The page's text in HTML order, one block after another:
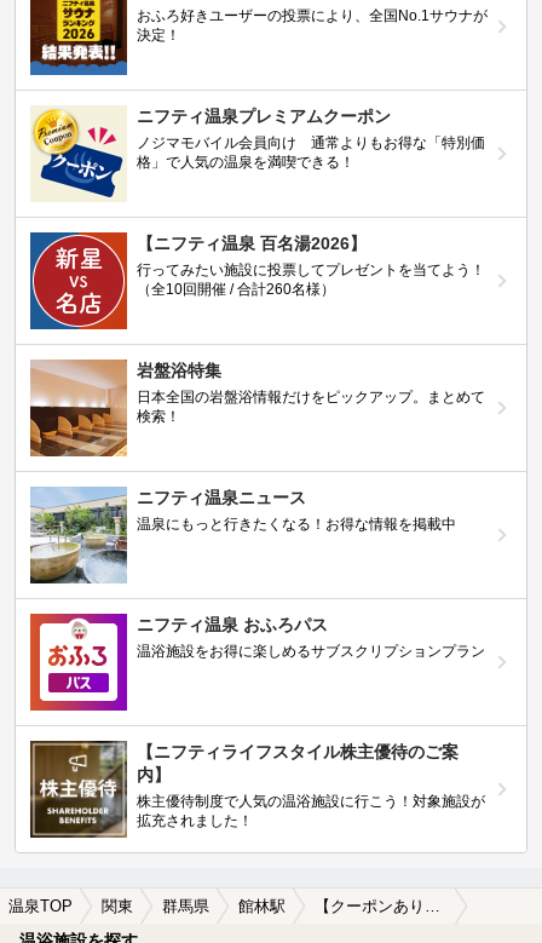
おふろ好きユーザーの投票により、全国No.1サウナが
決定！
ニフティ温泉プレミアムクーポン
ノジマモバイル会員向け 通常よりもお得な「特別価
格」で人気の温泉を満喫できる！
【ニフティ温泉 百名湯2026】
行ってみたい施設に投票してプレゼントを当てよう！
（全10回開催 / 合計260名様）
岩盤浴特集
日本全国の岩盤浴情報だけをピックアップ。まとめて
検索！
ニフティ温泉ニュース
温泉にもっと行きたくなる！お得な情報を掲載中
ニフティ温泉 おふろパス
温浴施設をお得に楽しめるサブスクリプションプラン
【ニフティライフスタイル株主優待のご案
内】
株主優待制度で人気の温浴施設に行こう！対象施設が
拡充されました！
温泉TOP 関東 群馬県 館林駅